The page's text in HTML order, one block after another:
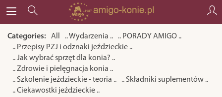
Categories: All .. Wydarzenia ..
.. PORADY AMIGO ..
.. Przepisy PZJ i odznaki jeździeckie ..
.. Jak wybrać sprzęt dla konia? ..
.. Zdrowie i pielęgnacja konia ..
.. Szkolenie jeździeckie - teoria ..
.. Składniki suplementów ..
.. Ciekawostki jeździeckie ..